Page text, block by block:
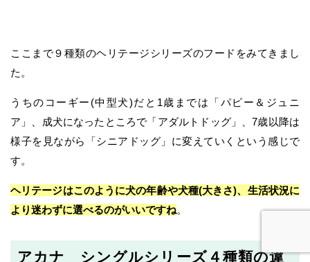
ここまで９種類のヘリテージシリーズのフードをみてきまし
た。
うちのコーギー(中型犬)だと1歳までは「パピー＆ジュニ
ア」、成犬になったところで「アダルトドッグ」、7歳以降は
様子を見ながら「シニアドッグ」に変えていくという感じで
す。
ヘリテージはこのように犬の年齢や犬種(大きさ)、生活状況に
より迷わずに選べるのがいいですね。
アカナ シングルシリーズ４種類の違